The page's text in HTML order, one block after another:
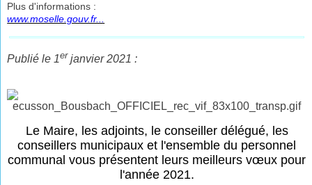
Plus d'informations :
www.moselle.gouv.fr...
Publié le 1er janvier 2021 :
Le Maire, les adjoints, le conseiller délégué, les
conseillers municipaux et l'ensemble du personnel
communal vous présentent leurs meilleurs vœux pour
l'année 2021.